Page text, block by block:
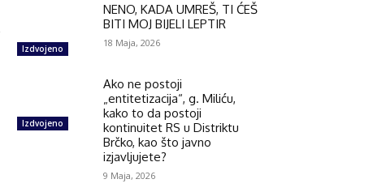
Izdvojeno
NENO, KADA UMREŠ, TI ĆEŠ
BITI MOJ BIJELI LEPTIR
18 Maja, 2026
Izdvojeno
Ako ne postoji
„entitetizacija“, g. Miliću,
kako to da postoji
kontinuitet RS u Distriktu
Brčko, kao što javno
izjavljujete?
9 Maja, 2026